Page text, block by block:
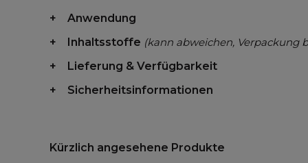
Anwendung
Inhaltsstoffe (kann abweichen, Verpackung
Lieferung & Verfügbarkeit
Sicherheitsinformationen
Kürzlich angesehene Produkte